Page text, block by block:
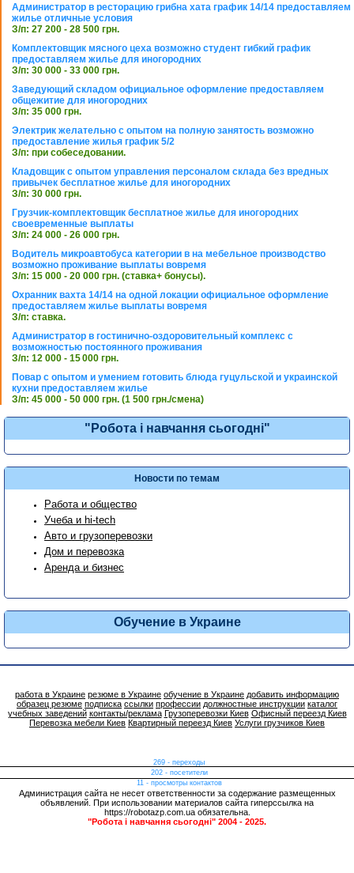
Администратор в ресторацию грибна хата график 14/14 предоставляем
жилье отличные условия
З/п: 27 200 - 28 500 грн.
Комплектовщик мясного цеха возможно студент гибкий график
предоставляем жилье для иногородних
З/п: 30 000 - 33 000 грн.
Заведующий складом официальное оформление предоставляем
общежитие для иногородних
З/п: 35 000 грн.
Электрик желательно с опытом на полную занятость возможно
предоставление жилья график 5/2
З/п: при собеседовании.
Кладовщик с опытом управления персоналом склада без вредных
привычек бесплатное жилье для иногородних
З/п: 30 000 грн.
Грузчик-комплектовщик бесплатное жилье для иногородних
своевременные выплаты
З/п: 24 000 - 26 000 грн.
Водитель микроавтобуса категории в на мебельное производство
возможно проживание выплаты вовремя
З/п: 15 000 - 20 000 грн. (ставка+ бонусы).
Охранник вахта 14/14 на одной локации официальное оформление
предоставляем жилье выплаты вовремя
З/п: ставка.
Администратор в гостинично-оздоровительный комплекс с
возможностью постоянного проживания
З/п: 12 000 - 15 000 грн.
Повар с опытом и умением готовить блюда гуцульской и украинской
кухни предоставляем жилье
З/п: 45 000 - 50 000 грн. (1 500 грн./смена)
"Робота і навчання сьогодні"
Новости по темам
Работа и общество
Учеба и hi-tech
Авто и грузоперевозки
Дом и перевозка
Аренда и бизнес
Обучение в Украине
работа в Украине резюме в Украине обучение в Украине добавить информацию
образец резюме подписка ссылки профессии должностные инструкции каталог
учебных заведений контакты/реклама Грузоперевозки Киев Офисный переезд Киев
Перевозка мебели Киев Квартирный переезд Киев Услуги грузчиков Киев
269 - переходы
202 - посетители
11 - просмотры контактов
Администрация сайта не несет ответственности за содержание размещенных
объявлений. При использовании материалов сайта гиперссылка на
https://robotazp.com.ua обязательна.
"Робота і навчання сьогодні" 2004 - 2025.